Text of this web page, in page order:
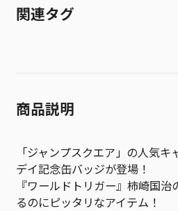
関連タグ
商品説明
「ジャンプスクエア」の人気
デイ記念缶バッジが登場！
『ワールドトリガー』柿崎国
るのにピッタリなアイテム！